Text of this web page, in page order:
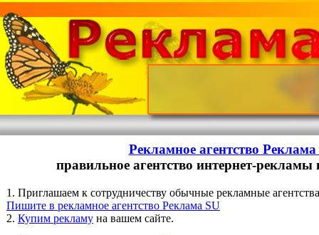
Рекламное агентство Реклама
правильное агентство интернет-
1. Приглашаем к сотрудничеству обычные рекламные
Пишите в рекламное агентство Реклама SU
2. Купим рекламу на вашем сайте.